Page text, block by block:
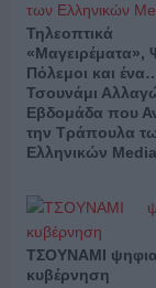
Τηλεοπτικά
«Μαγειρέματα»,
Πόλεμοι και
Τσουνάμι
Εβδομάδα που
την Τράπουλα
Ελληνικών Media
ΤΣΟΥΝΑΜΙ
κυβέρνηση